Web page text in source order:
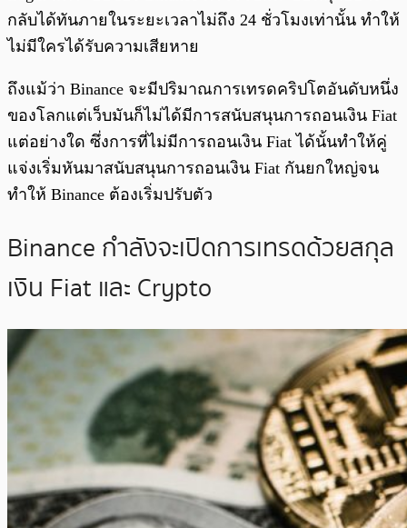
กลับได้ทันภายในระยะเวลาไม่ถึง 24 ชั่วโมงเท่านั้น ทำให้
ไม่มีใครได้รับความเสียหาย
ถึงแม้ว่า Binance จะมีปริมาณการเทรดคริปโตอันดับหนึ่ง
ของโลกแต่เว็บมันก็ไม่ได้มีการสนับสนุนการถอนเงิน Fiat
แต่อย่างใด ซึ่งการที่ไม่มีการถอนเงิน Fiat ได้นั้นทำให้คู่
แจ่งเริ่มหันมาสนับสนุนการถอนเงิน Fiat กันยกใหญ่จน
ทำให้ Binance ต้องเริ่มปรับตัว
Binance กำลังจะเปิดการเทรดด้วยสกุล
เงิน Fiat และ Crypto